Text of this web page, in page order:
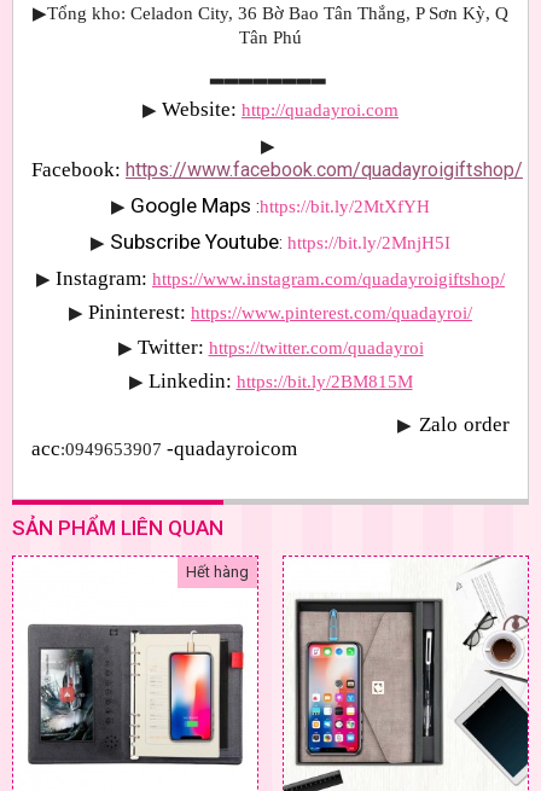
▶Tổng kho: Celadon City, 36 Bờ Bao Tân Thắng, P Sơn Kỳ, Q
Tân Phú
▶ Website: http://quadayroi.com
▶
Facebook: https://www.facebook.com/quadayroigiftshop/
▶ Google Maps :https://bit.ly/2MtXfYH
▶ Subscribe Youtube: https://bit.ly/2MnjH5I
▶ Instagram: https://www.instagram.com/quadayroigiftshop/
▶ Pininterest: https://www.pinterest.com/quadayroi/
▶ Twitter: https://twitter.com/quadayroi
▶ Linkedin: https://bit.ly/2BM815M
▶ Zalo order
acc:0949653907 -quadayroicom
SẢN PHẨM LIÊN QUAN
Hết hàng